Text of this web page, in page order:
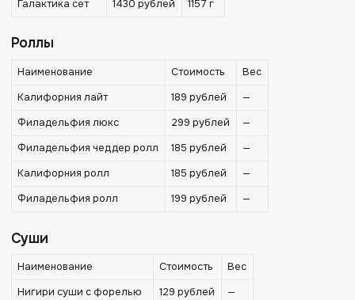
Галактика сет
1430 рублей 1157 г
Роллы
Наименование Стоимость
Вес
Калифорния лайт
189 рублей
—
Филадельфия люкс
299 рублей
—
Филадельфия чеддер ролл
185 рублей
—
Калифорния ролл
185 рублей
—
Филадельфия ролл
199 рублей —
Суши
Наименование Стоимость
Вес
Нигири суши с форелью
129 рублей
—